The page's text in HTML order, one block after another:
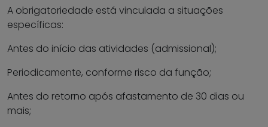
A obrigatoriedade está vinculada a situações
específicas:
Antes do início das atividades (admissional);
Periodicamente, conforme risco da função;
Antes do retorno após afastamento de 30 dias ou
mais;